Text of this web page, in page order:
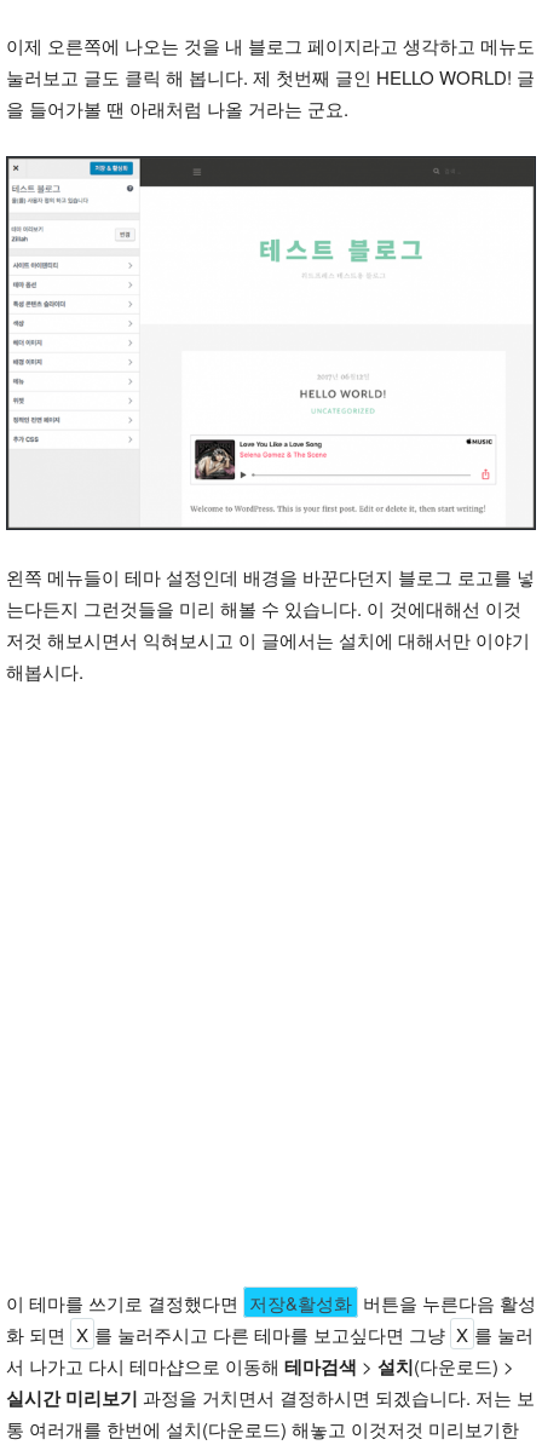
이제 오른쪽에 나오는 것을 내 블로그 페이지라고 생각하고 메뉴도
눌러보고 글도 클릭 해 봅니다. 제 첫번째 글인 HELLO WORLD! 글
을 들어가볼 땐 아래처럼 나올 거라는 군요.
왼쪽 메뉴들이 테마 설정인데 배경을 바꾼다던지 블로그 로고를 넣
는다든지 그런것들을 미리 해볼 수 있습니다. 이 것에대해선 이것
저것 해보시면서 익혀보시고 이 글에서는 설치에 대해서만 이야기
해봅시다.
이 테마를 쓰기로 결정했다면 저장&활성화 버튼을 누른다음 활성
화 되면 X 를 눌러주시고 다른 테마를 보고싶다면 그냥 X 를 눌러
서 나가고 다시 테마샵으로 이동해 테마검색 > 설치(다운로드) >
실시간 미리보기 과정을 거치면서 결정하시면 되겠습니다. 저는 보
통 여러개를 한번에 설치(다운로드) 해놓고 이것저것 미리보기한